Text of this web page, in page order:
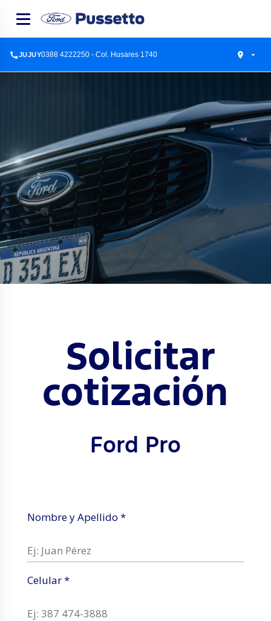
JUJUY0388 4222250 - Col. Husares 1740
Solicitar
cotización
Ford Pro
Nombre y Apellido *
Celular *